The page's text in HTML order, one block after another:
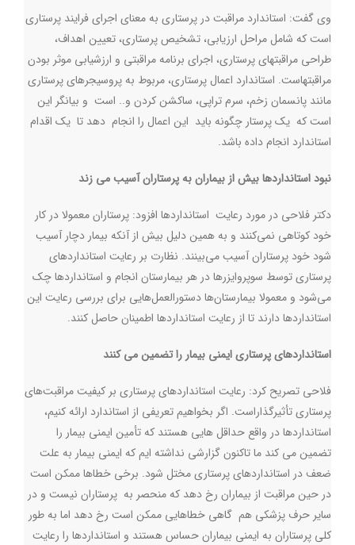
وی گفت: استاندارد مراقبت در پرستاری به معنای اجرای فرایند پرستاری
است که شامل مراحل ارزیابی، تشخیص پرستاری، تعیین اهداف،
طراحی مراقبتهای پرستاری، اجرای برنامه مراقبتی و ارزشیابی موثر بودن
مراقبتهاست. استاندارد اعمال پرستاری، مربوط به پروسیجرهای پرستاری
مانند پانسمان زخم، سرم تراپی، ساکشن کردن و.. است و بیانگر این
است که یک پرستار چگونه باید این اعمال را انجام دهد تا یک اقدام
استاندارد انجام داده باشد.
نبود استانداردها بیش از بیماران به پرستاران آسیب می زند
دکتر فلاحی در مورد رعایت استانداردها افزود: پرستاران معمولا در کار
خود کوتاهی نمی‌کنند و به همین دلیل بیش از آنکه بیمار دچار آسیب
شود خود پرستاران آسیب می‌بینند. نظارت بر رعایت استانداردهای
پرستاری توسط سوپروایزرها در هر بیمارستان انجام و استانداردها چک
می‌شود و معمولا بیمارستان‌ها دستورالعمل‌هایی برای بررسی رعایت این
استانداردها دارند تا از رعایت استانداردها اطمینان حاصل کنند.
استانداردهای پرستاری ایمنی بیمار را تضمین می کنند
فلاحی تصریح کرد: رعایت استانداردهای پرستاری بر کیفیت مراقبت‌های
پرستاری تأثیرگذاراست. اگر بخواهیم تعریفی از استاندارد ارائه کنیم،
استانداردها در واقع حداقل هایی هستند که تأمین ایمنی بیمار را
تضمین می کند ما تاکنون گزارشی نداشته ایم که ایمنی بیمار به علت
ضعف در استانداردهای پرستاری مختل شود. برخی خطاها ممکن است
در حین مراقبت از بیماران رخ دهد که منحصر به پرستاران نیست و در
سایر حرف پزشکی هم گاهی خطاهایی ممکن است رخ دهد اما به طور
کلی پرستاران به ایمنی بیماران حساس هستند و استانداردها را رعایت